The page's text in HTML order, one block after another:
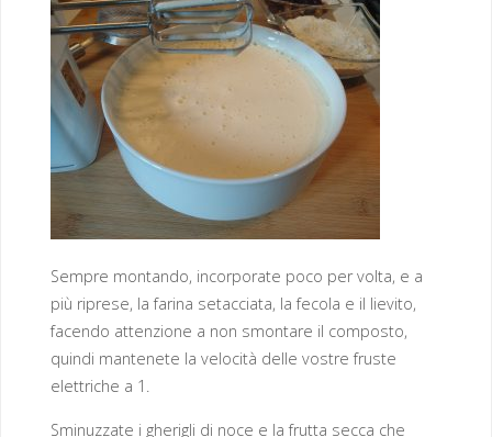
Sempre montando, incorporate poco per volta, e a
più riprese, la farina setacciata, la fecola e il lievito,
facendo attenzione a non smontare il composto,
quindi mantenete la velocità delle vostre fruste
elettriche a 1.
Sminuzzate i gherigli di noce e la frutta secca che